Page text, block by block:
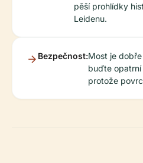
pěší prohlídky
Leidenu.
Bezpečnost:Most je
buďte opatrní
protože